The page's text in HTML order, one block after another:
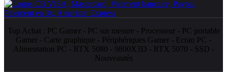
Top Achat : PC Gamer- PC sur mesure - Processeur- PC portable
Gamer - Carte graphique - Périphériques Gamer - Ecran PC -
Alimentation PC - RTX 5080 - 9800X3D - RTX 5070 - SSD -
Nouveautés